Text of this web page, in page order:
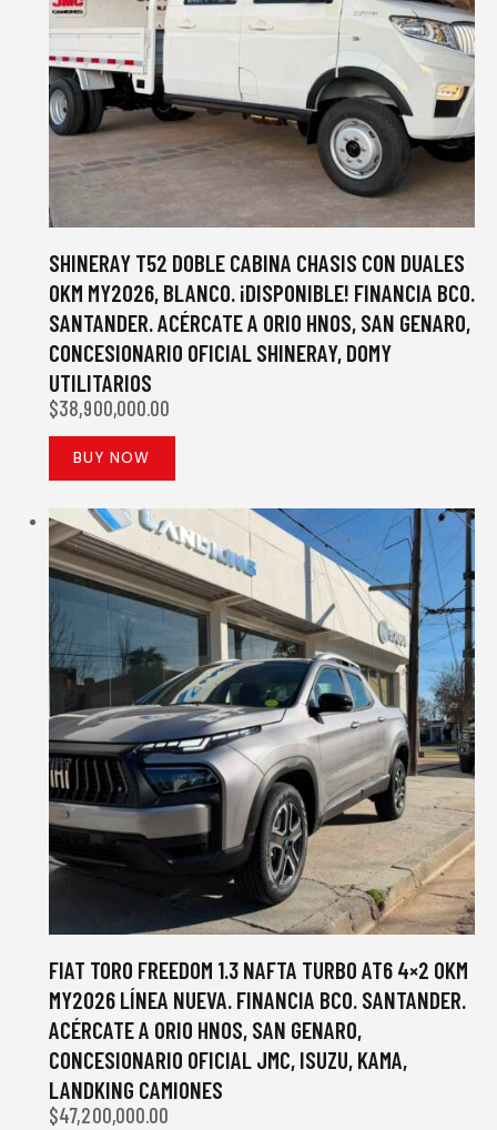
SHINERAY T52 DOBLE CABINA CHASIS CON DUALES
0KM MY2026, BLANCO. ¡DISPONIBLE! FINANCIA BCO.
SANTANDER. ACÉRCATE A ORIO HNOS, SAN GENARO,
CONCESIONARIO OFICIAL SHINERAY, DOMY
UTILITARIOS
$38,900,000.00
BUY NOW
FIAT TORO FREEDOM 1.3 NAFTA TURBO AT6 4×2 0KM
MY2026 LÍNEA NUEVA. FINANCIA BCO. SANTANDER.
ACÉRCATE A ORIO HNOS, SAN GENARO,
CONCESIONARIO OFICIAL JMC, ISUZU, KAMA,
LANDKING CAMIONES
$47,200,000.00